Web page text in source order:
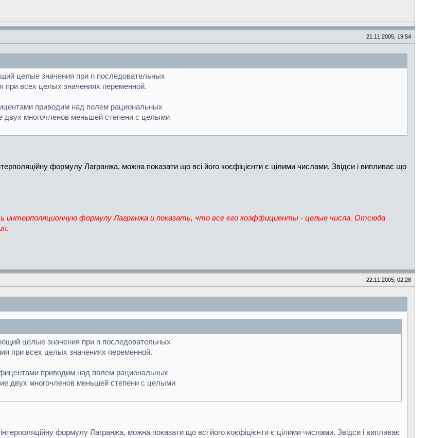
21.11.2005, 19:54
целые значения при n последовательных
при всех целых значениях переменной.
приводим над полем рациональных
двух многочленов меньшей степени с целыми
формулу Лагранжа, можна показати що всі його коєфіцієнти є цілими числами. Звідси і випливає що
интерполяционную формулу Лагранжа и показать, что все его коэффициенты - целые числа. Отсюда
22.11.2005, 02:28
целые значения при n последовательных
при всех целых значениях переменной.
приводим над полем рациональных
двух многочленов меньшей степени с целыми
формулу Лагранжа, можна показати що всі його коєфіцієнти є цілими числами. Звідси і випливає